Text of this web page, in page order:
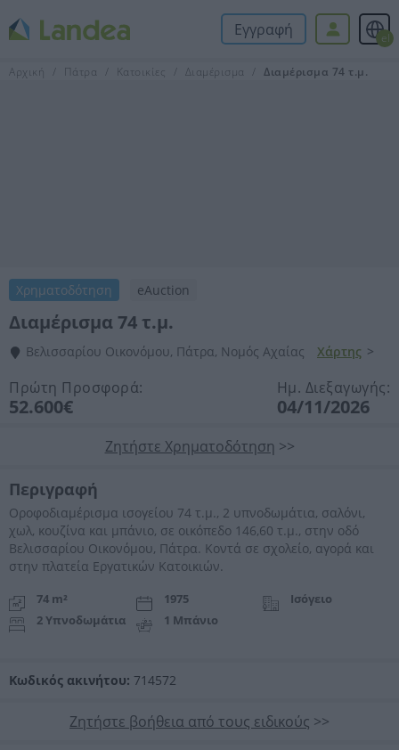
Εγγραφή el
Αρχική Πάτρα Κατοικίες Διαμέρισμα Διαμέρισμα 74 τ.μ.
Χρηματοδότηση eAuction
Διαμέρισμα 74 τ.μ.
Βελισσαρίου Οικονόμου, Πάτρα, Νομός Αχαίας Χάρτης >
Πρώτη Προσφορά:
52.600€
Ημ. Διεξαγωγής:
04/11/2026
Ζητήστε Χρηματοδότηση >>
Περιγραφή
Οροφοδιαμέρισμα ισογείου 74 τ.μ., 2 υπνοδωμάτια, σαλόνι,
χωλ, κουζίνα και μπάνιο, σε οικόπεδο 146,60 τ.μ., στην οδό
Βελισσαρίου Οικονόμου, Πάτρα. Κοντά σε σχολείο, αγορά και
στην πλατεία Εργατικών Κατοικιών.
74 m² 1975
Ισόγειο
2 Υπνοδωμάτια
1 Μπάνιο
Κωδικός ακινήτου: 714572
Ζητήστε βοήθεια από τους ειδικούς >>